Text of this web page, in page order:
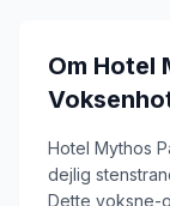
Om Hotel
Hotel Mythos
dejlig
Dette voksne-